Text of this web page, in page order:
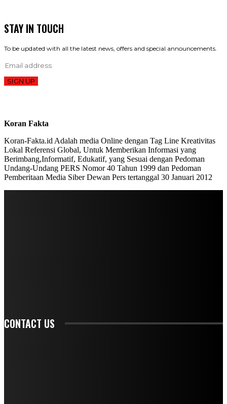
STAY IN TOUCH
To be updated with all the latest news, offers and special announcements.
SIGN UP
Koran Fakta
Koran-Fakta.id Adalah media Online dengan Tag Line Kreativitas
Lokal Referensi Global, Untuk Memberikan Informasi yang
Berimbang,Informatif, Edukatif, yang Sesuai dengan Pedoman
Undang-Undang PERS Nomor 40 Tahun 1999 dan Pedoman
Pemberitaan Media Siber Dewan Pers tertanggal 30 Januari 2012
CONTACT US